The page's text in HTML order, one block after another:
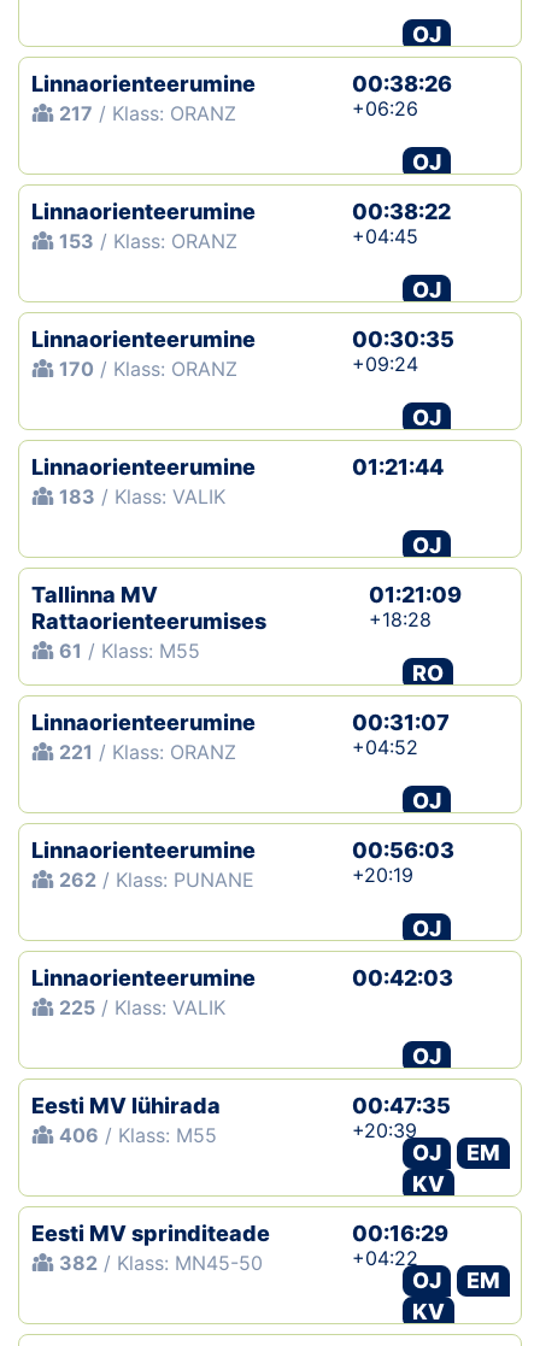
OJ
Linnaorienteerumine
217 / Klass: ORANZ
00:38:26
+06:26
OJ
Linnaorienteerumine
153 / Klass: ORANZ
00:38:22
+04:45
OJ
Linnaorienteerumine
170 / Klass: ORANZ
00:30:35
+09:24
OJ
Linnaorienteerumine
183 / Klass: VALIK
01:21:44
OJ
Tallinna MV
Rattaorienteerumises
61 / Klass: M55
01:21:09
+18:28
RO
Linnaorienteerumine
221 / Klass: ORANZ
00:31:07
+04:52
OJ
Linnaorienteerumine
262 / Klass: PUNANE
00:56:03
+20:19
OJ
Linnaorienteerumine
225 / Klass: VALIK
00:42:03
OJ
Eesti MV lühirada
406 / Klass: M55
00:47:35
+20:39
OJ
EM
KV
Eesti MV sprinditeade
382 / Klass: MN45-50
00:16:29
+04:22
OJ
EM
KV